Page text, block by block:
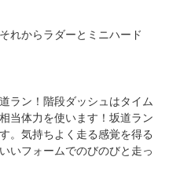
れからラダーとミニハード
ラン！階段ダッシュはタイム
当体力を使います！坂道ラン
。気持ちよく走る感覚を得る
いフォームでのびのびと走っ